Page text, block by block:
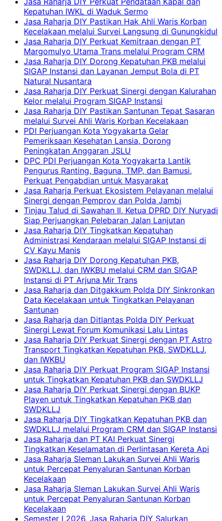
Kepatuhan IWKL di Waduk Sermo
Jasa Raharja DIY Pastikan Hak Ahli Waris Korban
Kecelakaan melalui Survei Langsung di Gunungkidul
Jasa Raharja DIY Perkuat Kemitraan dengan PT
Margomulyo Utama Trans melalui Program CRM
Jasa Raharja DIY Dorong Kepatuhan PKB melalui
SIGAP Instansi dan Layanan Jemput Bola di PT
Natural Nusantara
Jasa Raharja DIY Perkuat Sinergi dengan Kalurahan
Kelor melalui Program SIGAP Instansi
Jasa Raharja DIY Pastikan Santunan Tepat Sasaran
melalui Survei Ahli Waris Korban Kecelakaan
PDI Perjuangan Kota Yogyakarta Gelar
Pemeriksaan Kesehatan Lansia, Dorong
Peningkatan Anggaran JSLU
DPC PDI Perjuangan Kota Yogyakarta Lantik
Pengurus Ranting, Baguna, TMP, dan Bamusi,
Perkuat Pengabdian untuk Masyarakat
Jasa Raharja Perkuat Ekosistem Pelayanan melalui
Sinergi dengan Pemprov dan Polda Jambi
Tinjau Talud di Sawahan II, Ketua DPRD DIY Nuryadi
Siap Perjuangkan Pelebaran Jalan Lanjutan
Jasa Raharja DIY Tingkatkan Kepatuhan
Administrasi Kendaraan melalui SIGAP Instansi di
CV Kayu Manis
Jasa Raharja DIY Dorong Kepatuhan PKB,
SWDKLLJ, dan IWKBU melalui CRM dan SIGAP
Instansi di PT Arjuna Mir Trans
Jasa Raharja dan Ditgakkum Polda DIY Sinkronkan
Data Kecelakaan untuk Tingkatkan Pelayanan
Santunan
Jasa Raharja dan Ditlantas Polda DIY Perkuat
Sinergi Lewat Forum Komunikasi Lalu Lintas
Jasa Raharja DIY Perkuat Sinergi dengan PT Astro
Transport Tingkatkan Kepatuhan PKB, SWDKLLJ,
dan IWKBU
Jasa Raharja DIY Perkuat Program SIGAP Instansi
untuk Tingkatkan Kepatuhan PKB dan SWDKLLJ
Jasa Raharja DIY Perkuat Sinergi dengan BUKP
Playen untuk Tingkatkan Kepatuhan PKB dan
SWDKLLJ
Jasa Raharja DIY Tingkatkan Kepatuhan PKB dan
SWDKLLJ melalui Program CRM dan SIGAP Instansi
Jasa Raharja dan PT KAI Perkuat Sinergi
Tingkatkan Keselamatan di Perlintasan Kereta Api
Jasa Raharja Sleman Lakukan Survei Ahli Waris
untuk Percepat Penyaluran Santunan Korban
Kecelakaan
Jasa Raharja Sleman Lakukan Survei Ahli Waris
untuk Percepat Penyaluran Santunan Korban
Kecelakaan
Semester I 2026, Jasa Raharja DIY Salurkan